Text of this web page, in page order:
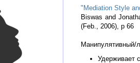
"Mediation Style
Biswas and
(Feb., 2006), p 66
Манипулятивный/
Удерживает